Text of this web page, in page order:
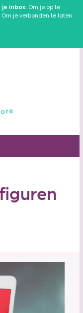
inbox. Om je op te
je verbonden te laten